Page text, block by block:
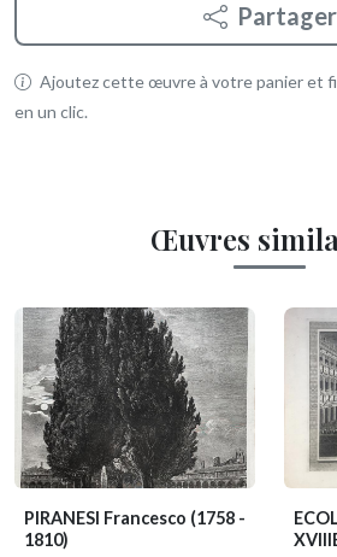
Partager
Ajoutez cette œuvre à votre panier et
en un clic.
Œuvres
PIRANESI Francesco (1758 -
1810)